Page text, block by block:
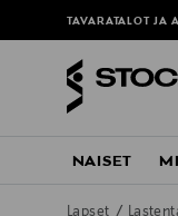
TAVARATALOT JA
NAISET